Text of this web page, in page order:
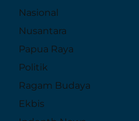
Nasional
Nusantara
Papua Raya
Politik
Ragam Budaya
Ekbis